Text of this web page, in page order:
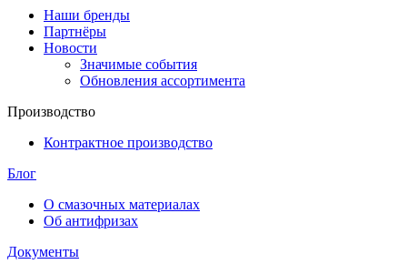
Наши бренды
Партнёры
Новости
Значимые события
Обновления ассортимента
Производство
Контрактное производство
Блог
О смазочных материалах
Об антифризах
Документы